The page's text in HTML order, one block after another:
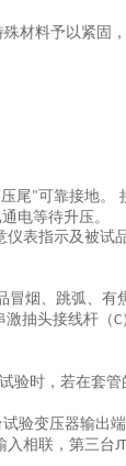
材料予以紧固
尾"可靠接地。
电等待升压。
表指示及被
冒烟、跳弧、有
激抽头接线杆（C
验时，若在套
试验变压器输出端
入相联，第三台